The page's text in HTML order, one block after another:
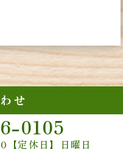
せ
0105
【定休日】日曜日